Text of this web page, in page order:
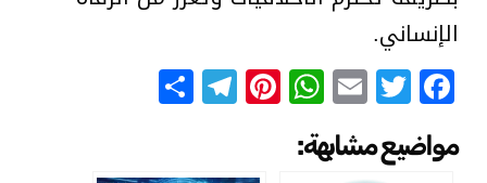
الإنساني.
Facebook
Twitter
Email
WhatsApp
Pinterest
Telegram
مواضيع مشابهة: